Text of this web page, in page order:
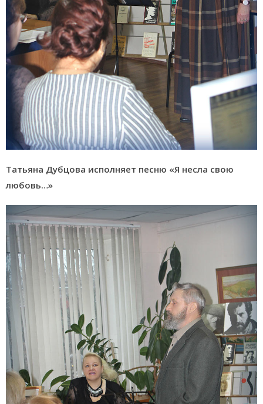
Татьяна Дубцова исполняет песню «Я несла свою
любовь…»